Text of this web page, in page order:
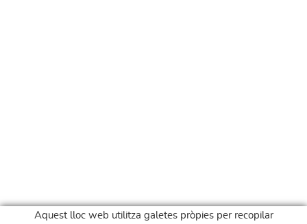
Aquest lloc web utilitza galetes pròpies per recopilar